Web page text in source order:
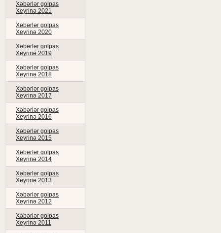
Xəbərlər golpas
Xeyrinə 2021
Xəbərlər golpas
Xeyrinə 2020
Xəbərlər golpas
Xeyrinə 2019
Xəbərlər golpas
Xeyrinə 2018
Xəbərlər golpas
Xeyrinə 2017
Xəbərlər golpas
Xeyrinə 2016
Xəbərlər golpas
Xeyrinə 2015
Xəbərlər golpas
Xeyrinə 2014
Xəbərlər golpas
Xeyrinə 2013
Xəbərlər golpas
Xeyrinə 2012
Xəbərlər golpas
Xeyrinə 2011